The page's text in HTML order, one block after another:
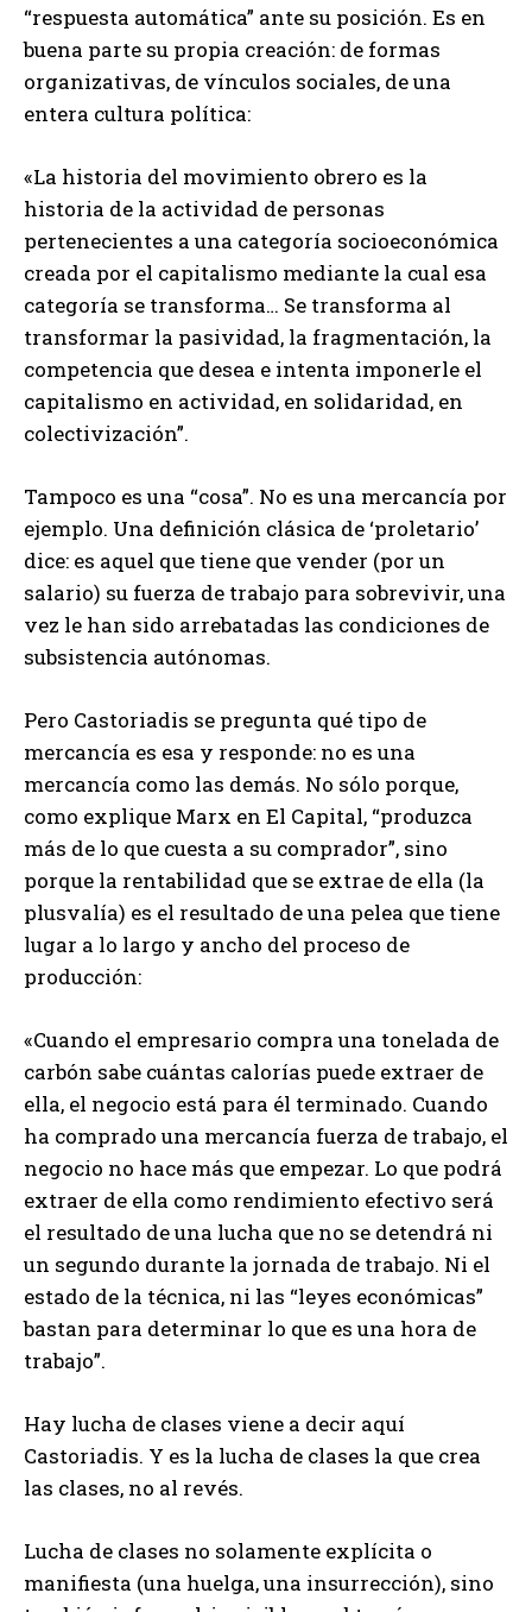
“respuesta automática” ante su posición. Es en
buena parte su propia creación: de formas
organizativas, de vínculos sociales, de una
entera cultura política:
«La historia del movimiento obrero es la
historia de la actividad de personas
pertenecientes a una categoría socioeconómica
creada por el capitalismo mediante la cual esa
categoría se transforma… Se transforma al
transformar la pasividad, la fragmentación, la
competencia que desea e intenta imponerle el
capitalismo en actividad, en solidaridad, en
colectivización”.
Tampoco es una “cosa”. No es una mercancía por
ejemplo. Una definición clásica de ‘proletario’
dice: es aquel que tiene que vender (por un
salario) su fuerza de trabajo para sobrevivir, una
vez le han sido arrebatadas las condiciones de
subsistencia autónomas.
Pero Castoriadis se pregunta qué tipo de
mercancía es esa y responde: no es una
mercancía como las demás. No sólo porque,
como explique Marx en El Capital, “produzca
más de lo que cuesta a su comprador”, sino
porque la rentabilidad que se extrae de ella (la
plusvalía) es el resultado de una pelea que tiene
lugar a lo largo y ancho del proceso de
producción:
«Cuando el empresario compra una tonelada de
carbón sabe cuántas calorías puede extraer de
ella, el negocio está para él terminado. Cuando
ha comprado una mercancía fuerza de trabajo, el
negocio no hace más que empezar. Lo que podrá
extraer de ella como rendimiento efectivo será
el resultado de una lucha que no se detendrá ni
un segundo durante la jornada de trabajo. Ni el
estado de la técnica, ni las “leyes económicas”
bastan para determinar lo que es una hora de
trabajo”.
Hay lucha de clases viene a decir aquí
Castoriadis. Y es la lucha de clases la que crea
las clases, no al revés.
Lucha de clases no solamente explícita o
manifiesta (una huelga, una insurrección), sino